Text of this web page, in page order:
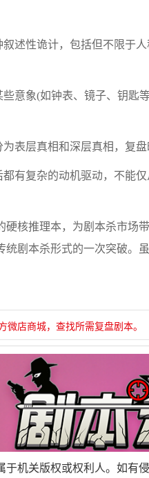
性诡计，包括但不限于人
象(如钟表、镜子、钥匙
层真相和深层真相，复盘
复杂的动机驱动，不能仅
推理本，为剧本杀市场
剧本杀形式的一次突破。
微店商城，查找所需复盘剧本。
机关版权或权利人。如有